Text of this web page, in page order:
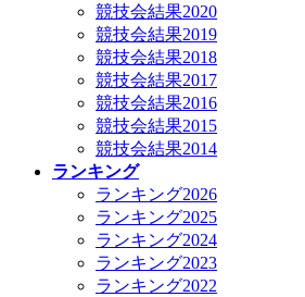
競技会結果2020
競技会結果2019
競技会結果2018
競技会結果2017
競技会結果2016
競技会結果2015
競技会結果2014
ランキング
ランキング2026
ランキング2025
ランキング2024
ランキング2023
ランキング2022